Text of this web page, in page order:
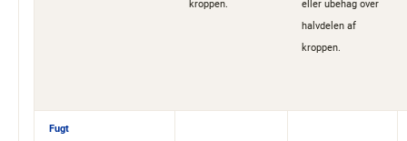
kroppen.
eller ubehag over
halvdelen af
kroppen.
Fugt